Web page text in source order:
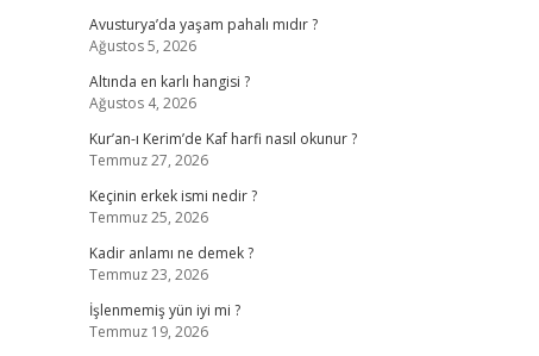
Avusturya’da yaşam pahalı mıdır ?
Ağustos 5, 2026
Altında en karlı hangisi ?
Ağustos 4, 2026
Kur’an-ı Kerim’de Kaf harfi nasıl okunur ?
Temmuz 27, 2026
Keçinin erkek ismi nedir ?
Temmuz 25, 2026
Kadir anlamı ne demek ?
Temmuz 23, 2026
İşlenmemiş yün iyi mi ?
Temmuz 19, 2026